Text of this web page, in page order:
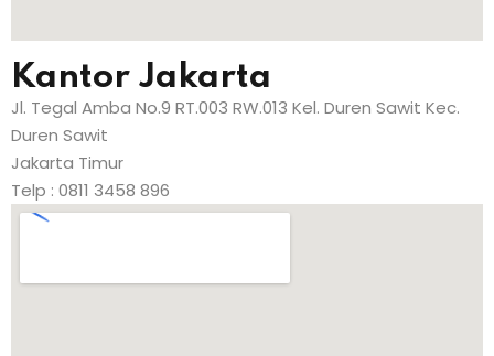
Kantor Jakarta
Jl. Tegal Amba No.9 RT.003 RW.013 Kel. Duren Sawit Kec.
Duren Sawit
Jakarta Timur
Telp : 0811 3458 896